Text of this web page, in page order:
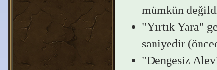
mümkün
"Yırtık Yara"
saniyedir
"Dengesiz